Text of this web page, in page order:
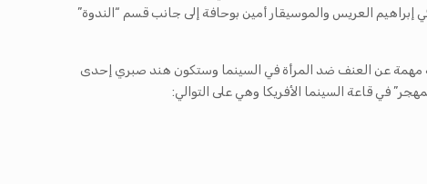
والناقد السينمائي إبراهيم العريس والموسيقار أمين بوحافة إلى جانب قسم “الندوة”
مهمة عن العنف ضد المرأة في السينما وستكون هند صبري إحدى
في قاعة السينما الأفريكا وهي على التوالي: